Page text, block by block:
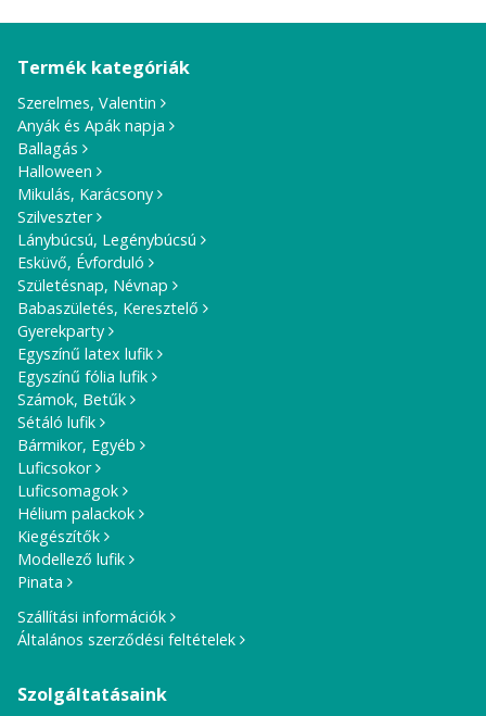
Termék kategóriák
Szerelmes, Valentin
Anyák és Apák napja
Ballagás
Halloween
Mikulás, Karácsony
Szilveszter
Lánybúcsú, Legénybúcsú
Esküvő, Évforduló
Születésnap, Névnap
Babaszületés, Keresztelő
Gyerekparty
Egyszínű latex lufik
Egyszínű fólia lufik
Számok, Betűk
Sétáló lufik
Bármikor, Egyéb
Luficsokor
Luficsomagok
Hélium palackok
Kiegészítők
Modellező lufik
Pinata
Szállítási információk
Általános szerződési feltételek
Szolgáltatásaink